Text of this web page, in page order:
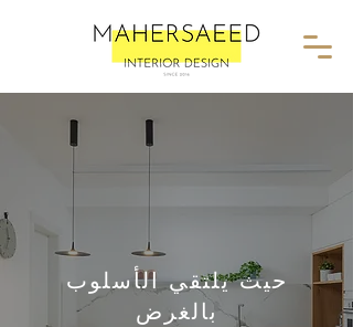
حيث يلتقي الأسلوب
بالغرض